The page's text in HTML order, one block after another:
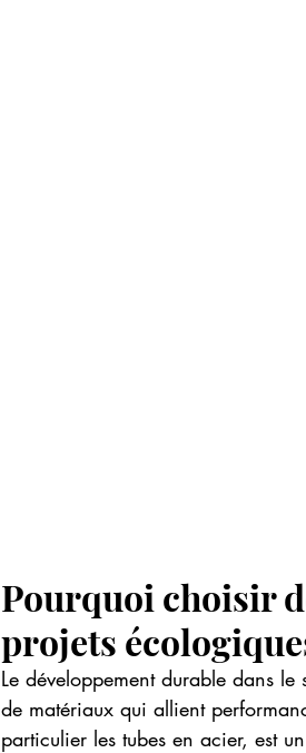
Pourquoi choisir
projets
Le développement durable dans
de matériaux qui allient
particulier les tubes en acier, est